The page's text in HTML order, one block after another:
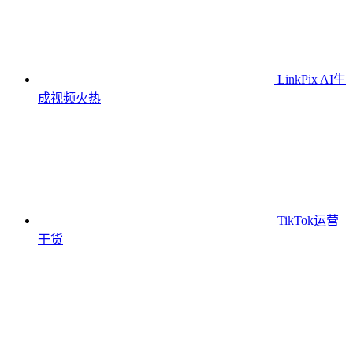
LinkPix AI生
成视频火热
TikTok运营
干货